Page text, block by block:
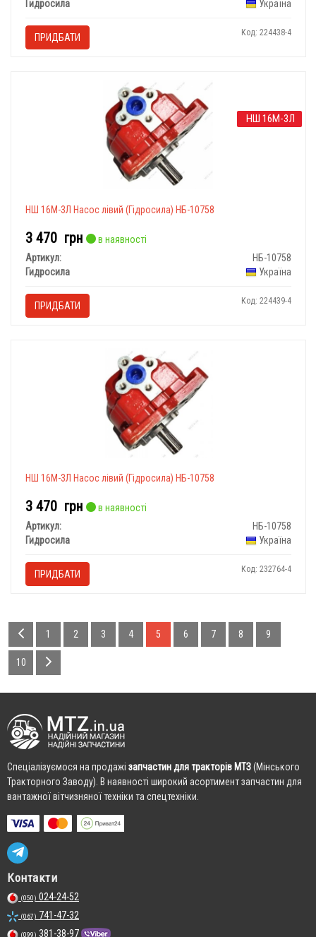
Гидросила
Україна
ПРИДБАТИ Код: 224438-4
НШ 16М-3Л Насос лівий (Гідросила) НБ-10758
3 470 грн
в наявності
Артикул:
НБ-10758
Гидросила
Україна
ПРИДБАТИ Код: 224439-4
НШ 16М-3Л
НШ 16М-3Л Насос лівий (Гідросила) НБ-10758
3 470 грн
в наявності
Артикул:
НБ-10758
Гидросила
Україна
ПРИДБАТИ Код: 232764-4
1 2 3 4 5 6 7 8 9
10
Cпеціалізуємося на продажі запчастин для тракторів МТЗ(Мінського
Тракторного Заводу). В наявності широкий асортимент запчастин для
вантажної вітчизняної техніки та спецтехніки.
Контакти
(050) 024-24-52
(067) 741-47-32
(099) 381-38-97